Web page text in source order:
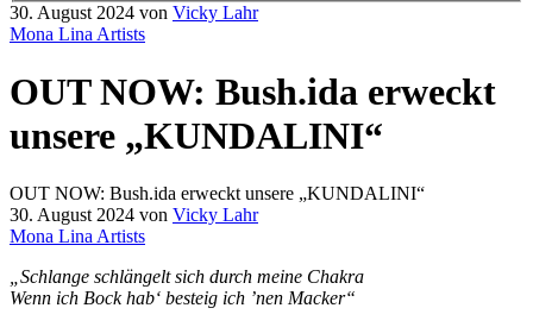
30. August 2024 von Vicky Lahr
Mona Lina Artists
OUT NOW: Bush.ida erweckt
unsere „KUNDALINI“
OUT NOW: Bush.ida erweckt unsere „KUNDALINI“
30. August 2024 von Vicky Lahr
Mona Lina Artists
„Schlange schlängelt sich durch meine Chakra
Wenn ich Bock hab‘ besteig ich ’nen Macker“